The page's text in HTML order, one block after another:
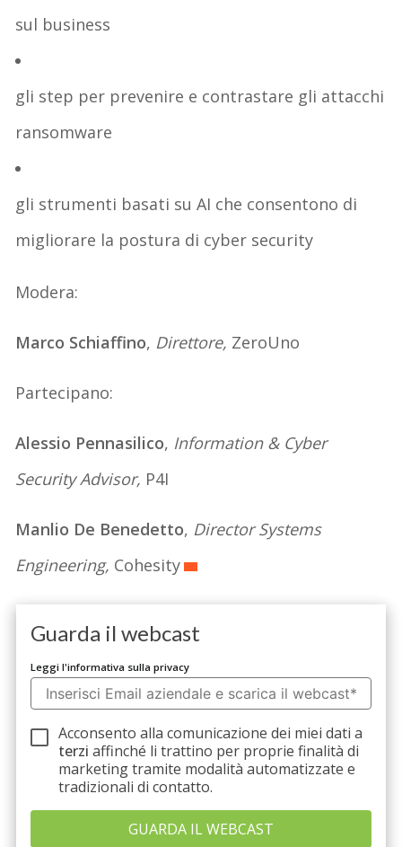
sul business
gli step per prevenire e contrastare gli attacchi
ransomware
gli strumenti basati su AI che consentono di
migliorare la postura di cyber security
Modera:
Marco Schiaffino, Direttore, ZeroUno
Partecipano:
Alessio Pennasilico, Information & Cyber
Security Advisor, P4I
Manlio De Benedetto, Director Systems
Engineering, Cohesity
Guarda il webcast
Leggi l'informativa sulla privacy
Acconsento alla comunicazione dei miei dati a
terzi affinché li trattino per proprie finalità di
marketing tramite modalità automatizzate e
tradizionali di contatto.